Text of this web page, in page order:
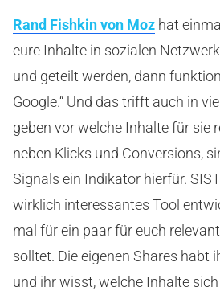
Rand Fishkin von Moz hat
eure Inhalte in sozialen
und geteilt werden, dann
Google.“ Und das trifft auch in
geben vor welche Inhalte für sie
neben Klicks und Conversions,
Signals ein Indikator hierfür.
wirklich interessantes Tool
mal für ein paar für euch
solltet. Die eigenen Shares habt
und ihr wisst, welche Inhalte